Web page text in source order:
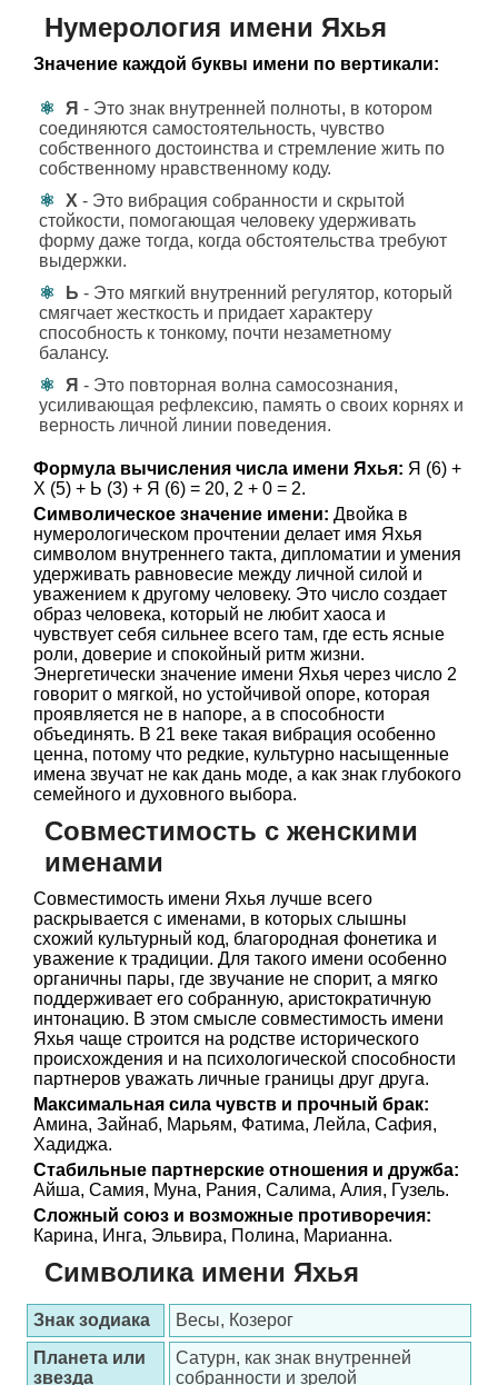
Нумерология имени Яхья
Значение каждой буквы имени по вертикали:
Я - Это знак внутренней полноты, в котором
соединяются самостоятельность, чувство
собственного достоинства и стремление жить по
собственному нравственному коду.
Х - Это вибрация собранности и скрытой
стойкости, помогающая человеку удерживать
форму даже тогда, когда обстоятельства требуют
выдержки.
Ь - Это мягкий внутренний регулятор, который
смягчает жесткость и придает характеру
способность к тонкому, почти незаметному
балансу.
Я - Это повторная волна самосознания,
усиливающая рефлексию, память о своих корнях и
верность личной линии поведения.
Формула вычисления числа имени Яхья: Я (6) +
Х (5) + Ь (3) + Я (6) = 20, 2 + 0 = 2.
Символическое значение имени: Двойка в
нумерологическом прочтении делает имя Яхья
символом внутреннего такта, дипломатии и умения
удерживать равновесие между личной силой и
уважением к другому человеку. Это число создает
образ человека, который не любит хаоса и
чувствует себя сильнее всего там, где есть ясные
роли, доверие и спокойный ритм жизни.
Энергетически значение имени Яхья через число 2
говорит о мягкой, но устойчивой опоре, которая
проявляется не в напоре, а в способности
объединять. В 21 веке такая вибрация особенно
ценна, потому что редкие, культурно насыщенные
имена звучат не как дань моде, а как знак глубокого
семейного и духовного выбора.
Совместимость с женскими
именами
Совместимость имени Яхья лучше всего
раскрывается с именами, в которых слышны
схожий культурный код, благородная фонетика и
уважение к традиции. Для такого имени особенно
органичны пары, где звучание не спорит, а мягко
поддерживает его собранную, аристократичную
интонацию. В этом смысле совместимость имени
Яхья чаще строится на родстве исторического
происхождения и на психологической способности
партнеров уважать личные границы друг друга.
Максимальная сила чувств и прочный брак:
Амина, Зайнаб, Марьям, Фатима, Лейла, Сафия,
Хадиджа.
Стабильные партнерские отношения и дружба:
Айша, Самия, Муна, Рания, Салима, Алия, Гузель.
Сложный союз и возможные противоречия:
Карина, Инга, Эльвира, Полина, Марианна.
Символика имени Яхья
Знак зодиака
Весы, Козерог
Планета или
звезда
Сатурн, как знак внутренней
собранности и зрелой